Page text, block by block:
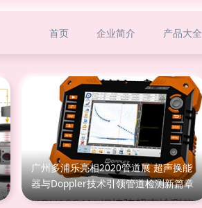
首页 企业简介 产品大全
广州多浦乐亮相2020管道展 超声换能
器与Doppler技术引领管道检测新篇章